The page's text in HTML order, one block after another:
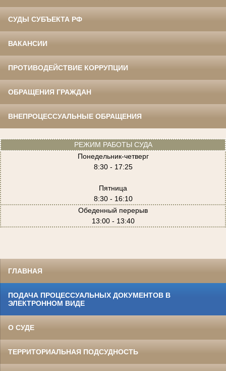
СУДЫ СУБЪЕКТА РФ
ВАКАНСИИ
ПРОТИВОДЕЙСТВИЕ КОРРУПЦИИ
ОБРАЩЕНИЯ ГРАЖДАН
ВНЕПРОЦЕССУАЛЬНЫЕ ОБРАЩЕНИЯ
РЕЖИМ РАБОТЫ СУДА
Понедельник-четверг
8:30 - 17:25
Пятница
8:30 - 16:10
Обеденный перерыв
13:00 - 13:40
ГЛАВНАЯ
ПОДАЧА ПРОЦЕССУАЛЬНЫХ ДОКУМЕНТОВ В
ЭЛЕКТРОННОМ ВИДЕ
О СУДЕ
ТЕРРИТОРИАЛЬНАЯ ПОДСУДНОСТЬ